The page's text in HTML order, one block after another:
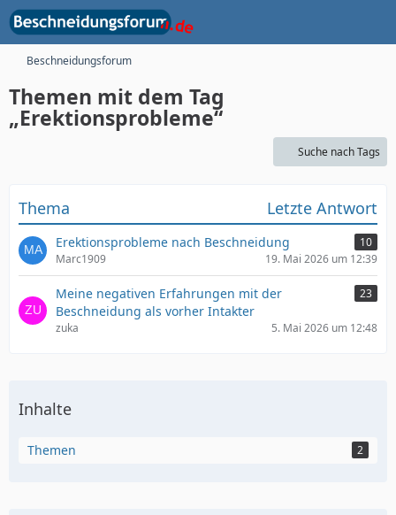
Beschneidungsforum
Themen mit dem Tag
„Erektionsprobleme“
Suche nach Tags
Thema Letzte Antwort
Erektionsprobleme nach Beschneidung
10
Marc1909
19. Mai 2026 um 12:39
Meine negativen Erfahrungen mit der
Beschneidung als vorher Intakter
23
zuka 5. Mai 2026 um 12:48
Inhalte
Themen 2